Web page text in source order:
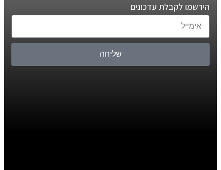
הירשמו לקבלת עדכונים
שליחה